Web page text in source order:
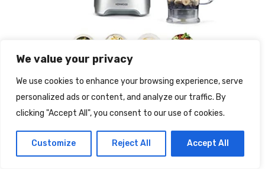
We value your privacy
We use cookies to enhance your browsing experience, serve
personalized ads or content, and analyze our traffic. By
clicking "Accept All", you consent to our use of cookies.
Customize Reject All Accept All
Kenwood FDP302SI MultiPro
Compact Robot da Cucina con